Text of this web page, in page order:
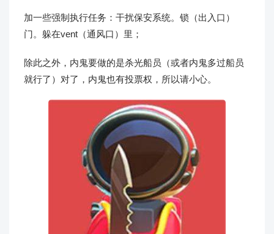
加一些强制执行任务：干扰保安系统。锁（出入口）
门。躲在vent（通风口）里；
除此之外，内鬼要做的是杀光船员（或者内鬼多过船员
就行了）对了，内鬼也有投票权，所以请小心。